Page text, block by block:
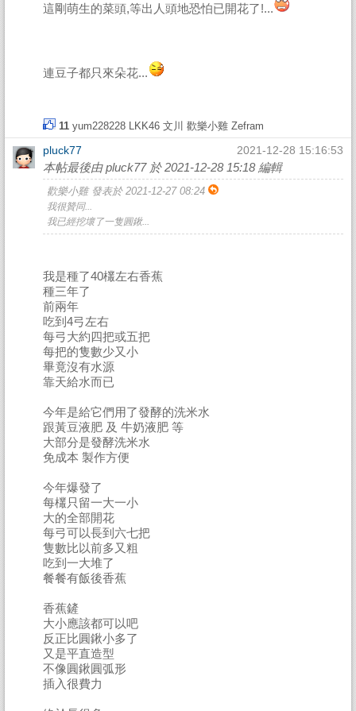
這剛萌生的菜頭,等出人頭地恐怕已開花了!...
連豆子都只來朵花...
11 yum228228 LKK46 文川 歡樂小雞 Zefram
pluck77 2021-12-28 15:16:53
本帖最後由 pluck77 於 2021-12-28 15:18 編輯
歡樂小雞 發表於 2021-12-27 08:24
我很贊同...
我已經挖壞了一隻圓鍬...
我是種了40欉左右香蕉
種三年了
前兩年
吃到4弓左右
每弓大約四把或五把
每把的隻數少又小
畢竟沒有水源
靠天給水而已
今年是給它們用了發酵的洗米水
跟黃豆液肥 及 牛奶液肥 等
大部分是發酵洗米水
免成本 製作方便
今年爆發了
每欉只留一大一小
大的全部開花
每弓可以長到六七把
隻數比以前多又粗
吃到一大堆了
餐餐有飯後香蕉
香蕉鏟
大小應該都可以吧
反正比圓鍬小多了
又是平直造型
不像圓鍬圓弧形
插入很費力